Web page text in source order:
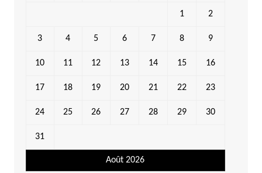
Août 2026
1 2
3 4 5 6 7 8 9
10 11 12 13 14 15 16
17 18 19 20 21 22 23
24 25 26 27 28 29 30
31